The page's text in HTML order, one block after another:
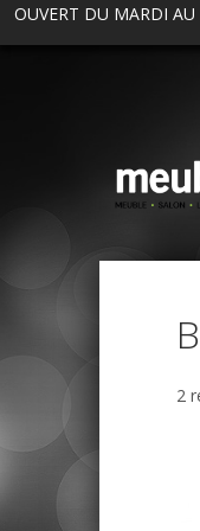
OUVERT DU MARDI
2